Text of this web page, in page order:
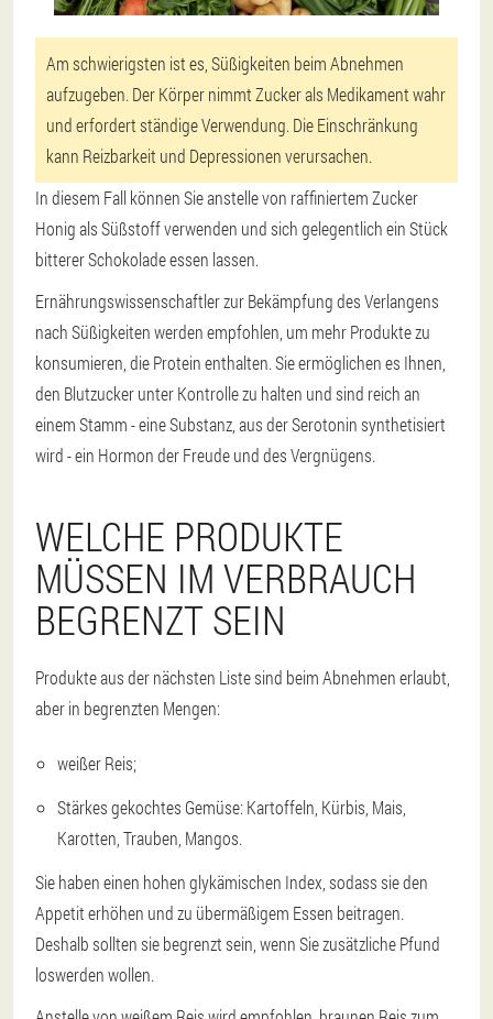
Am schwierigsten ist es, Süßigkeiten beim Abnehmen
aufzugeben. Der Körper nimmt Zucker als Medikament wahr
und erfordert ständige Verwendung. Die Einschränkung
kann Reizbarkeit und Depressionen verursachen.
In diesem Fall können Sie anstelle von raffiniertem Zucker
Honig als Süßstoff verwenden und sich gelegentlich ein Stück
bitterer Schokolade essen lassen.
Ernährungswissenschaftler zur Bekämpfung des Verlangens
nach Süßigkeiten werden empfohlen, um mehr Produkte zu
konsumieren, die Protein enthalten. Sie ermöglichen es Ihnen,
den Blutzucker unter Kontrolle zu halten und sind reich an
einem Stamm - eine Substanz, aus der Serotonin synthetisiert
wird - ein Hormon der Freude und des Vergnügens.
WELCHE PRODUKTE
MÜSSEN IM VERBRAUCH
BEGRENZT SEIN
Produkte aus der nächsten Liste sind beim Abnehmen erlaubt,
aber in begrenzten Mengen:
weißer Reis;
Stärkes gekochtes Gemüse: Kartoffeln, Kürbis, Mais,
Karotten, Trauben, Mangos.
Sie haben einen hohen glykämischen Index, sodass sie den
Appetit erhöhen und zu übermäßigem Essen beitragen.
Deshalb sollten sie begrenzt sein, wenn Sie zusätzliche Pfund
loswerden wollen.